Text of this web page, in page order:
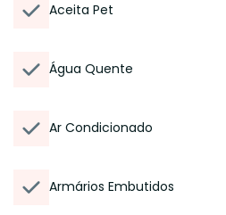
Aceita Pet
Água Quente
Ar Condicionado
Armários Embutidos